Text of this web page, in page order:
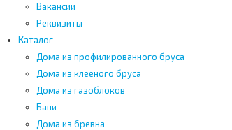
Вакансии
Реквизиты
Каталог
Дома из профилированного бруса
Дома из клееного бруса
Дома из газоблоков
Бани
Дома из бревна